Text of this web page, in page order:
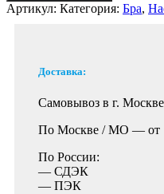
Артикул: Категория: Бра,
Доставка:
Самовывоз в г.
По Москве / МО — от
По России:
— СДЭК
— ПЭК